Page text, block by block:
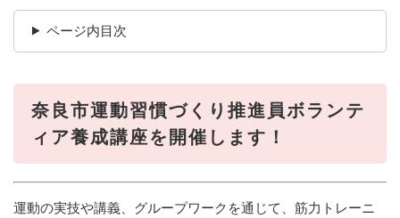
ページ内目次
奈良市運動習慣づくり推進員ボランテ
ィア養成講座を開催します！
運動の実技や講義、グループワークを通じて、筋力トレーニ